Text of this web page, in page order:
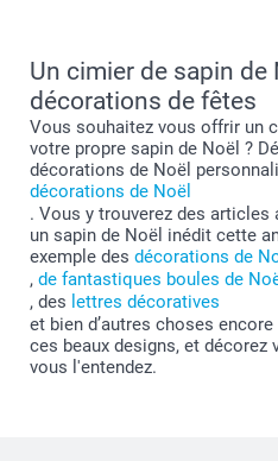
Un cimier de sapin de
décorations de fêtes
Vous souhaitez vous offrir un
votre propre sapin de Noël ?
décorations de Noël
décorations de Noël
. Vous y trouverez des
un sapin de Noël inédit cette
exemple des décorations de
, de fantastiques boules de
, des lettres décoratives
et bien d’autres choses
ces beaux designs, et décorez
vous l'entendez.